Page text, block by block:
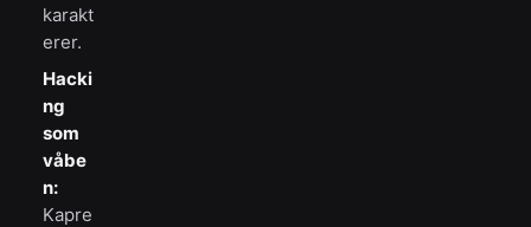
karakt
erer.
Hacki
ng
som
våbe
n:
Kapre